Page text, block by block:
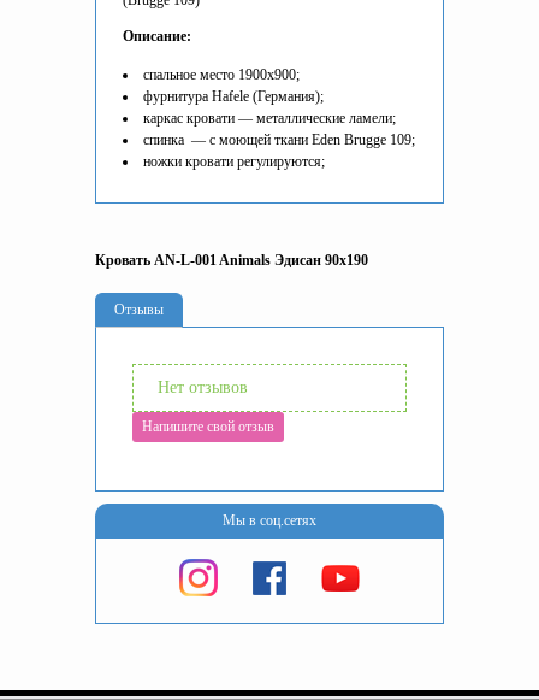
Описание:
спальное место 1900х900;
фурнитура Hafele (Германия);
каркас кровати — металлические ламели;
спинка — с моющей ткани Eden Brugge 109;
ножки кровати регулируются;
Кровать AN-L-001 Animals Эдисан 90x190
Отзывы
Нет отзывов
Напишите свой отзыв
Мы в соц.сетях